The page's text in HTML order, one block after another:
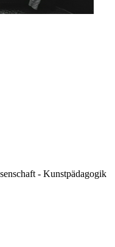
- Kunstpädagogik